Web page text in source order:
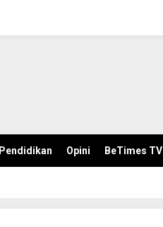
Pendidikan Opini BeTimes TV